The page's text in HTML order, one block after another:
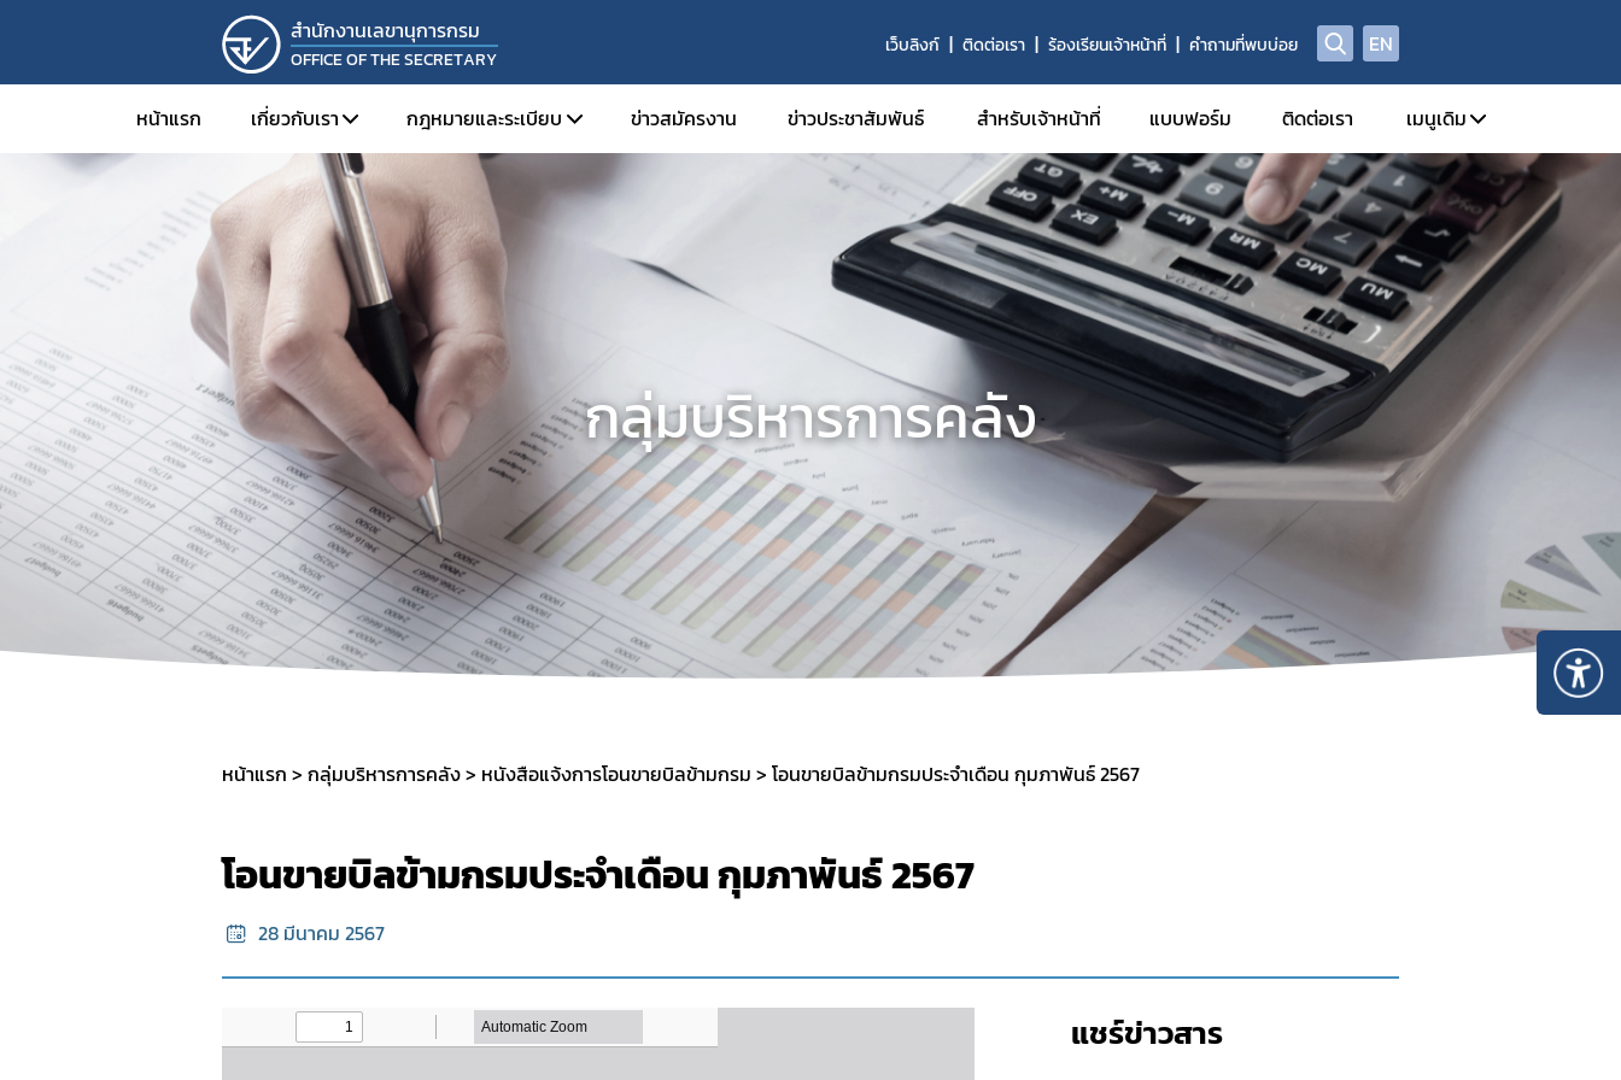
สํานักงานเลขานุการกรม
OFFICE OF THE SECRETARY
เว็บลิงก์ ติดต่อเรา ร้องเรียนเจ้าหน้าที่ คำถามที่พบบ่อย EN
หน้าแรก เกี่ยวกับเรา
โครงสร้างองค์กร
วิสัยทัศน์และพันธกิจ
นโยบายคุณภาพ
การดำเนินงานองค์กรคุณธรรมต้นแบบ
แผนสร้างความผาสุกและความผูกพัน
กฎหมายและระเบียบ
กฎหมายและระเบียบ
กฎกระทรวง
หนังสือเวียนต่างๆ
ประกาศ/คำสั่ง สำนักงานฯ
แนวทางการปฏิบัติงาน
เอกสารระบบคุณภาพ S.O.P.
ข่าวสมัครงาน ข่าวประชาสัมพันธ์ สำหรับเจ้าหน้าที่ แบบฟอร์ม ติดต่อเรา เมนูเดิม
กลุ่มบริหารทรัพยากร
กลุ่มบริหารการคลัง
ข่าวสาร
ข่าวประชาสัมพันธ์
กิจกรรม
อบรม/สัมนา
ข่าวประกาศของหน่
อัพเดท
ระบบสารสนเทศ
E-saraban
กลุ่มบริหารการคลัง
หน้าแรก กลุ่มบริหารการคลัง หนังสือแจ้งการโอนขายบิลข้ามกรม โอนขายบิลข้ามกรมประจำเดือน กุมภาพันธ์ 2567
โอนขายบิลข้ามกรมประจำเดือน กุมภาพันธ์ 2567
28 มีนาคม 2567
แชร์ข่าวสาร​